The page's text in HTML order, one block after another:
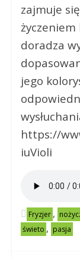
zajmuje
doradza
jego
https://
iuVioli
Fryzjer ,
świeto , pasja